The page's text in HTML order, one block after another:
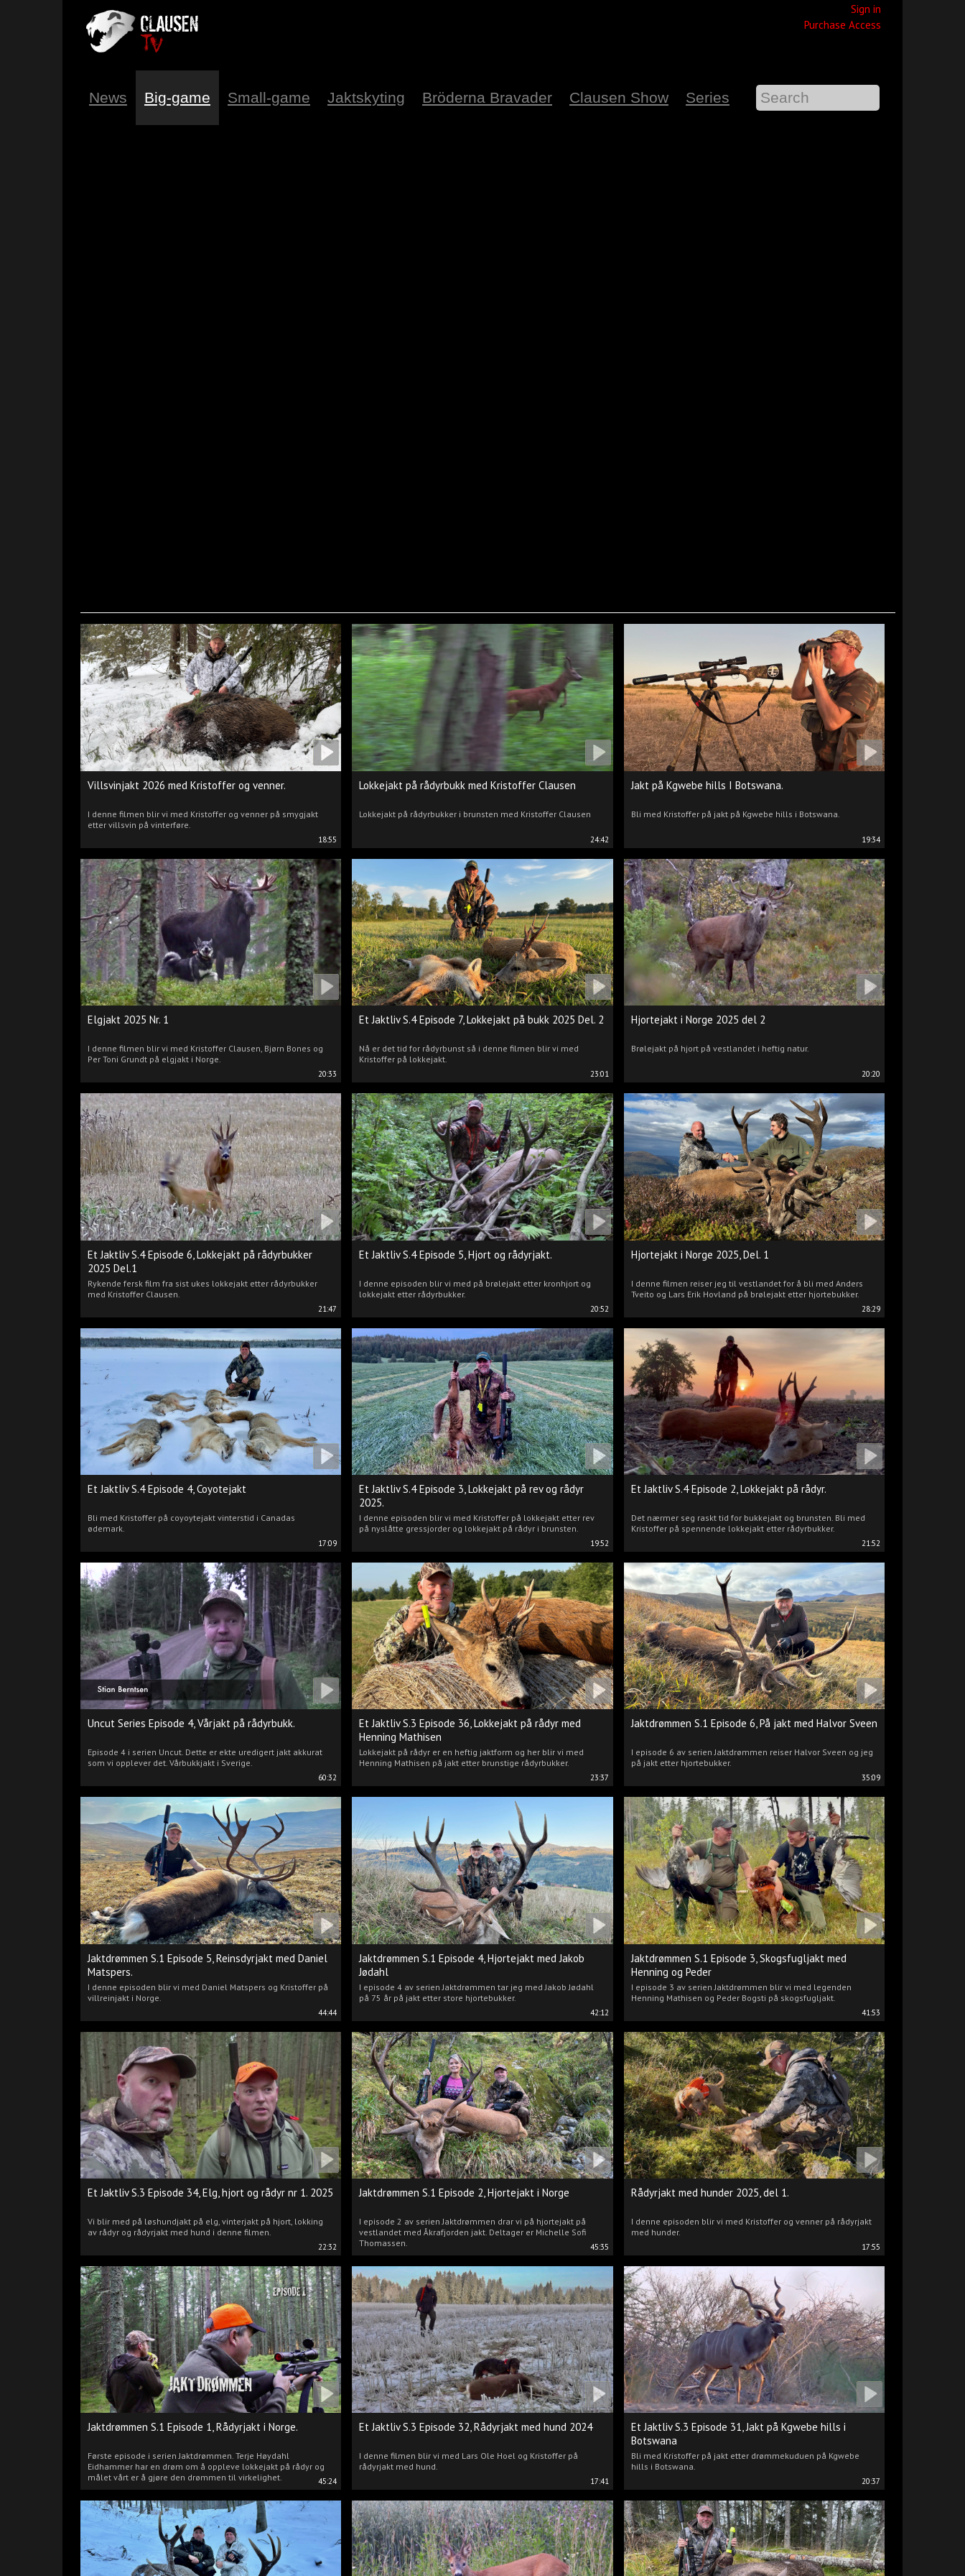
Sign in
Purchase Access
News Big-game Small-game Jaktskyting Bröderna Bravader Clausen Show Series
18:55
Villsvinjakt 2026 med Kristoffer og venner.
I denne filmen blir vi med Kristoffer og venner på smygjakt
etter villsvin på vinterføre.
24:42
Lokkejakt på rådyrbukk med Kristoffer Clausen
Lokkejakt på rådyrbukker i brunsten med Kristoffer Clausen
19:34
Jakt på Kgwebe hills I Botswana.
Bli med Kristoffer på jakt på Kgwebe hills i Botswana.
20:33
Elgjakt 2025 Nr. 1
I denne filmen blir vi med Kristoffer Clausen, Bjørn Bones og
Per Toni Grundt på elgjakt i Norge.
23:01
Et Jaktliv S.4 Episode 7, Lokkejakt på bukk 2025 Del. 2
Nå er det tid for rådyrbunst så i denne filmen blir vi med
Kristoffer på lokkejakt.
20:20
Hjortejakt i Norge 2025 del 2
Brølejakt på hjort på vestlandet i heftig natur.
21:47
Et Jaktliv S.4 Episode 6, Lokkejakt på rådyrbukker
2025 Del.1
Rykende fersk film fra sist ukes lokkejakt etter rådyrbukker
med Kristoffer Clausen.
20:52
Et Jaktliv S.4 Episode 5, Hjort og rådyrjakt.
I denne episoden blir vi med på brølejakt etter kronhjort og
lokkejakt etter rådyrbukker.
28:29
Hjortejakt i Norge 2025, Del. 1
I denne filmen reiser jeg til vestlandet for å bli med Anders
Tveito og Lars Erik Hovland på brølejakt etter hjortebukker.
17:09
Et Jaktliv S.4 Episode 4, Coyotejakt
Bli med Kristoffer på coyoytejakt vinterstid i Canadas
ødemark.
19:52
Et Jaktliv S.4 Episode 3, Lokkejakt på rev og rådyr
2025.
I denne episoden blir vi med Kristoffer på lokkejakt etter rev
på nyslåtte gressjorder og lokkejakt på rådyr i brunsten.
21:52
Et Jaktliv S.4 Episode 2, Lokkejakt på rådyr.
Det nærmer seg raskt tid for bukkejakt og brunsten. Bli med
Kristoffer på spennende lokkejakt etter rådyrbukker.
60:32
Uncut Series Episode 4, Vårjakt på rådyrbukk.
Episode 4 i serien Uncut. Dette er ekte uredigert jakt akkurat
som vi opplever det. Vårbukkjakt i Sverige.
23:37
Et Jaktliv S.3 Episode 36, Lokkejakt på rådyr med
Henning Mathisen
Lokkejakt på rådyr er en heftig jaktform og her blir vi med
Henning Mathisen på jakt etter brunstige rådyrbukker.
35:09
Jaktdrømmen S.1 Episode 6, På jakt med Halvor Sveen
I episode 6 av serien Jaktdrømmen reiser Halvor Sveen og jeg
på jakt etter hjortebukker.
44:44
Jaktdrømmen S.1 Episode 5, Reinsdyrjakt med Daniel
Matspers.
I denne episoden blir vi med Daniel Matspers og Kristoffer på
villreinjakt i Norge.
42:12
Jaktdrømmen S.1 Episode 4, Hjortejakt med Jakob
Jødahl
I episode 4 av serien Jaktdrømmen tar jeg med Jakob Jødahl
på 75 år på jakt etter store hjortebukker.
41:53
Jaktdrømmen S.1 Episode 3, Skogsfugljakt med
Henning og Peder
I episode 3 av serien Jaktdrømmen blir vi med legenden
Henning Mathisen og Peder Bogsti på skogsfugljakt.
22:32
Et Jaktliv S.3 Episode 34, Elg, hjort og rådyr nr 1. 2025
Vi blir med på løshundjakt på elg, vinterjakt på hjort, lokking
av rådyr og rådyrjakt med hund i denne filmen.
45:35
Jaktdrømmen S.1 Episode 2, Hjortejakt i Norge
I episode 2 av serien Jaktdrømmen drar vi på hjortejakt på
vestlandet med Åkrafjorden jakt. Deltager er Michelle Sofi
Thomassen.
17:55
Rådyrjakt med hunder 2025, del 1.
I denne episoden blir vi med Kristoffer og venner på rådyrjakt
med hunder.
45:24
Jaktdrømmen S.1 Episode 1, Rådyrjakt i Norge.
Første episode i serien Jaktdrømmen. Terje Høydahl
Eidhammer har en drøm om å oppleve lokkejakt på rådyr og
målet vårt er å gjøre den drømmen til virkelighet.
17:41
Et Jaktliv S.3 Episode 32, Rådyrjakt med hund 2024
I denne filmen blir vi med Lars Ole Hoel og Kristoffer på
rådyrjakt med hund.
20:37
Et Jaktliv S.3 Episode 31, Jakt på Kgwebe hills i
Botswana
Bli med Kristoffer på jakt etter drømmekuduen på Kgwebe
hills i Botswana.